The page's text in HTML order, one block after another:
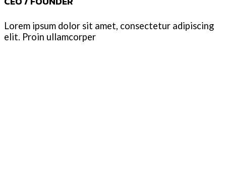
Lorem ipsum dolor sit amet, consectetur adipiscing
elit. Proin ullamcorper